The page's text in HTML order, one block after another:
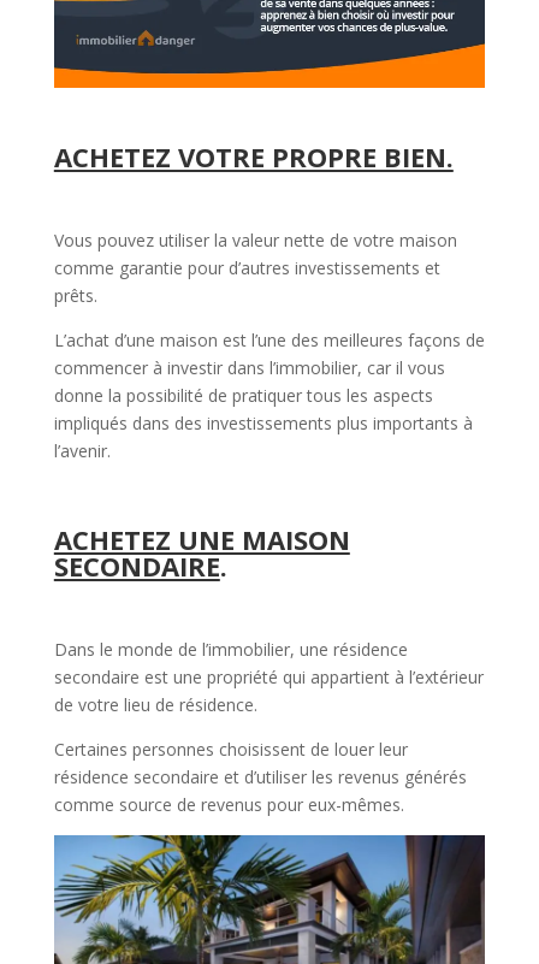
ACHETEZ VOTRE PROPRE BIEN.
Vous pouvez utiliser la valeur nette de votre maison
comme garantie pour d’autres investissements et
prêts.
L’achat d’une maison est l’une des meilleures façons de
commencer à investir dans l’immobilier, car il vous
donne la possibilité de pratiquer tous les aspects
impliqués dans des investissements plus importants à
l’avenir.
ACHETEZ UNE MAISON
SECONDAIRE.
Dans le monde de l’immobilier, une résidence
secondaire est une propriété qui appartient à l’extérieur
de votre lieu de résidence.
Certaines personnes choisissent de louer leur
résidence secondaire et d’utiliser les revenus générés
comme source de revenus pour eux-mêmes.